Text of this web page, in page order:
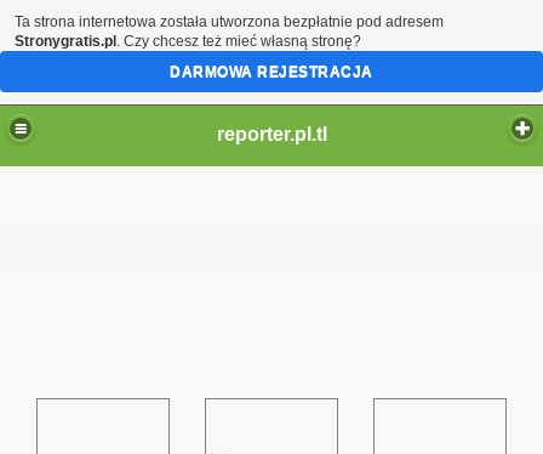
reporter.pl.tl
Ta strona internetowa została utworzona bezpłatnie pod adresem
Stronygratis.pl . Czy chcesz też mieć własną stronę?
DARMOWA REJESTRACJA